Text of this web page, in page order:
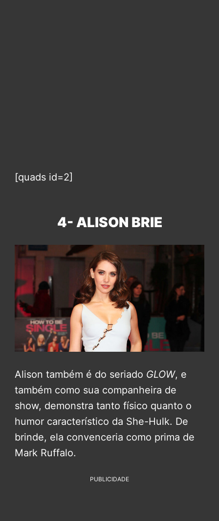
[quads id=2]
4- ALISON BRIE
Alison também é do seriado GLOW, e
também como sua companheira de
show, demonstra tanto físico quanto o
humor característico da She-Hulk. De
brinde, ela convenceria como prima de
Mark Ruffalo.
PUBLICIDADE